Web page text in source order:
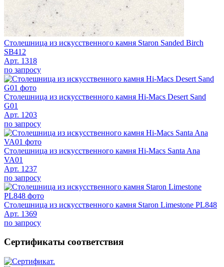
Столешница из искусственного камня Staron Sanded Birch
SB412
Арт. 1318
по запросу
Столешница из искусственного камня Hi-Macs Desert Sand
G01
Арт. 1203
по запросу
Столешница из искусственного камня Hi-Macs Santa Ana
VA01
Арт. 1237
по запросу
Столешница из искусственного камня Staron Limestone PL848
Арт. 1369
по запросу
Сертификаты соответствия